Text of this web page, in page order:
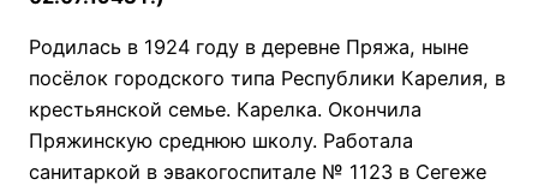
Родилась в 1924 году в деревне Пряжа, ныне
посёлок городского типа Республики Карелия, в
крестьянской семье. Карелка. Окончила
Пряжинскую среднюю школу. Работала
санитаркой в эвакогоспитале № 1123 в Сегеже